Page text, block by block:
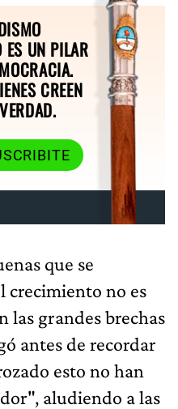
ES UN PILAR
CREEN
que se
crecimiento no es
las grandes brechas
antes de recordar
esto no han
aludiendo a las